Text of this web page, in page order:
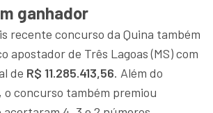
ganhador
recente concurso da Quina também
apostador de Três Lagoas (MS) com
de R$ 11.285.413,56. Além do
concurso também premiou